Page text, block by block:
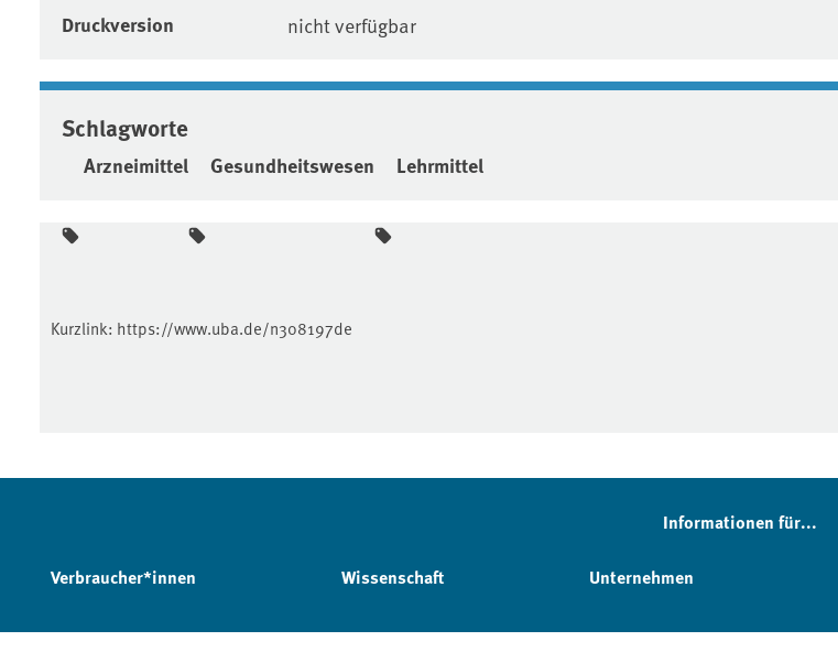
Druckversion nicht verfügbar
Schlagworte
Arzneimittel Gesundheitswesen Lehrmittel
Kurzlink: https://www.uba.de/n308197de
Informationen für...
Verbraucher*innen Wissenschaft Unternehmen